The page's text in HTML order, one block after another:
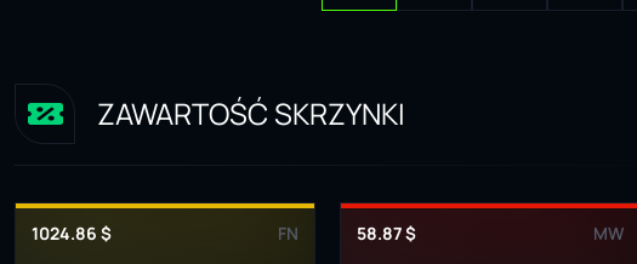
ZAWARTOŚĆ SKRZYNKI
1024.86 $ FN 58.87 $ MW